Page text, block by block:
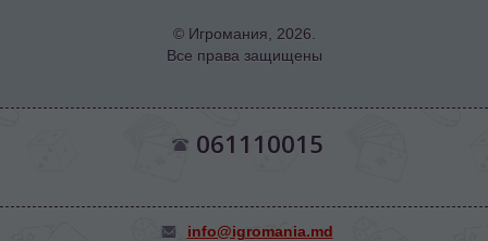
© Игромания, 2026.
Все права защищены
061110015
info@igromania.md